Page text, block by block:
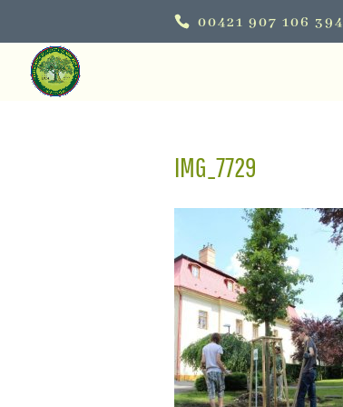
00421 907 106 394
IMG_7729